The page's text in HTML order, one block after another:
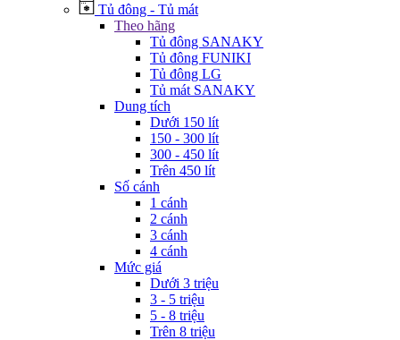
Tủ đông - Tủ mát
Theo hãng
Tủ đông SANAKY
Tủ đông FUNIKI
Tủ đông LG
Tủ mát SANAKY
Dung tích
Dưới 150 lít
150 - 300 lít
300 - 450 lít
Trên 450 lít
Số cánh
1 cánh
2 cánh
3 cánh
4 cánh
Mức giá
Dưới 3 triệu
3 - 5 triệu
5 - 8 triệu
Trên 8 triệu